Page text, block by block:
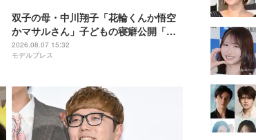
双子の母・中川翔子「花輪くんか悟空
かマサルさん」子どもの寝癖公開「芸
術的」「クセが強い」と反響
2026.08.07 15:32
モデルプレス